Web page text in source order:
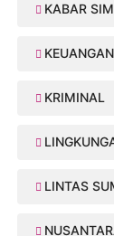
KABAR
KEUANGAN
KRIMINAL
LINTAS